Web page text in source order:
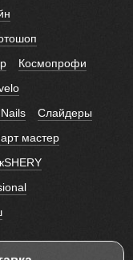
Космопрофи
Слайдеры
мастер